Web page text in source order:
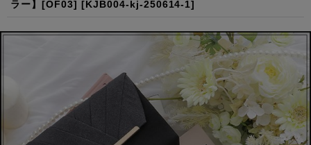
ラー】[OF03] [KJB004-kj-250614-1]